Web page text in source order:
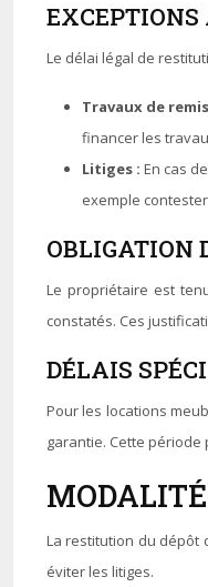
Le délai légal de
Travaux de
financer les
Litiges : En cas
exemple
OBLIGATION
Le propriétaire est
constatés. Ces
DÉLAIS
Pour les locations
garantie. Cette
La restitution du dépôt
éviter les litiges.